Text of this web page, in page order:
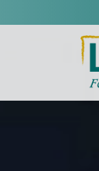
til